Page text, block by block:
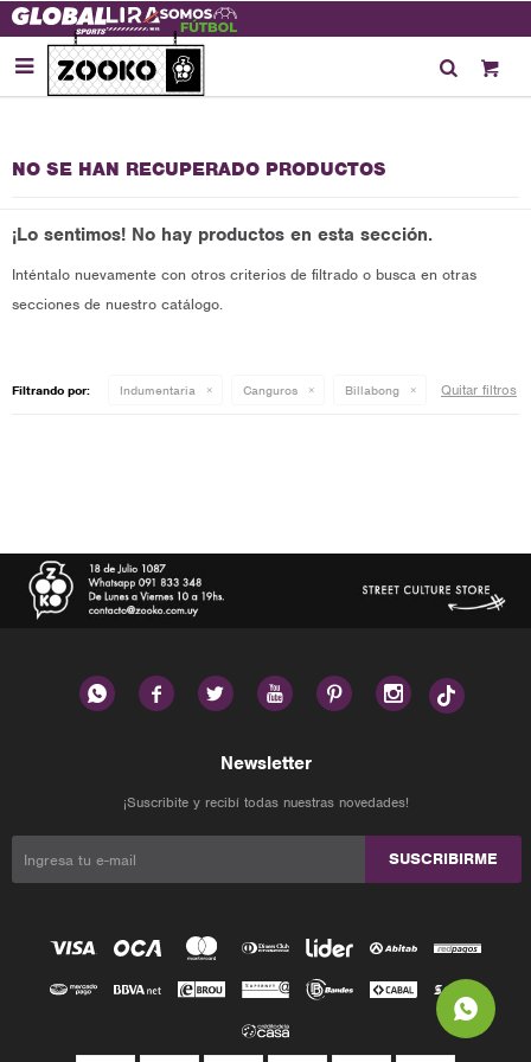

NO SE HAN RECUPERADO PRODUCTOS
¡Lo sentimos! No hay productos en esta sección.
Inténtalo nuevamente con otros criterios de filtrado o busca en otras
secciones de nuestro catálogo.
Filtrando por: Indumentaria Canguros Billabong Quitar filtros
     
Newsletter
¡Suscribite y recibí todas nuestras novedades!
SUSCRIBIRME